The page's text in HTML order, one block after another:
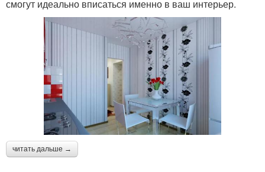
смогут идеально вписаться именно в ваш интерьер.
читать дальше →